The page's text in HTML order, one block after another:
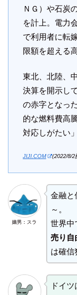
ＮＧ）や石炭
を計上。電力
で利用者に転
限額を超える
東北、北陸、
決算を開示し
の赤字となっ
的な燃料費高
対応しがたい
JIJI.COM (2022/8/2
嫡男：スラ
金融と
～。
世界中
売り自
は確信
ドイ